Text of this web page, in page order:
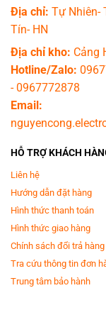
Địa chỉ: Tự Nhiên-
Tín- HN
Địa chỉ kho: Cảng
Hotline/Zalo:
-0967772878
Email:
HỖ TRỢ KHÁCH
Liên hệ
Hướng dẫn đặt hàng
Hình thức thanh toán
Hình thức giao hàng
Chính sách đổi trả hàng
Tra cứu thông tin đơn
Trung tâm bảo hành